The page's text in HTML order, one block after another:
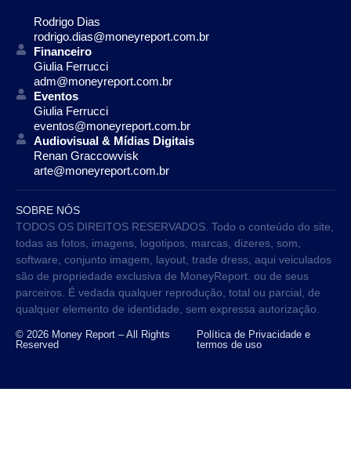
Rodrigo Dias
rodrigo.dias@moneyreport.com.br
Financeiro
Giulia Ferrucci
adm@moneyreport.com.br
Eventos
Giulia Ferrucci
eventos@moneyreport.com.br
Audiovisual & Mídias Digitais
Renan Graccowvisk
arte@moneyreport.com.br
SOBRE NÓS
TODOS OS DIREITOS RESERVADOS. Todo o conteúdo do site,
todas as fotos, imagens, logotipos, marcas, dizeres, som,
software, conjunto imagem, layout, trade dress, aqui veiculados
são de propriedade exclusiva de MoneyReport. ou de seus
parceiros. É vedada qualquer reprodução, total ou parcial, de
qualquer elemento de identidade, sem expressa autorização.
© 2026 Money Report – All Rights
Reserved
Política de Privacidade e
termos de uso